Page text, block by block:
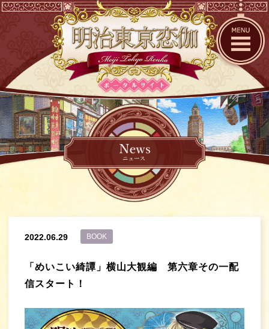
2022.06.29 BOOK
「めいこい綺譚」横山大観編 第六章その一配
信スタート！